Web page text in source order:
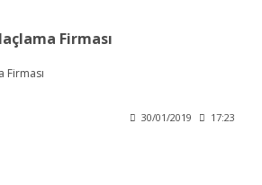
Firması
Firması
30/01/2019 17:23